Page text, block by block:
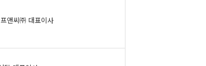
앤씨㈜ 대표이사